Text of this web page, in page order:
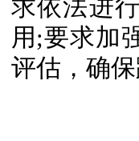
求依法进
用;要求加
评估，确